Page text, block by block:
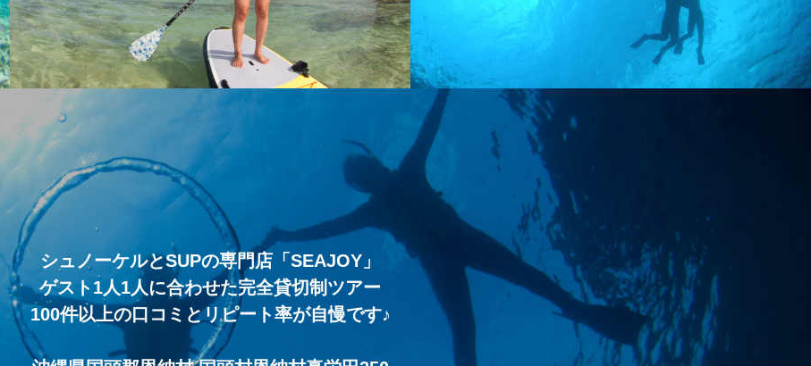
シュノーケルとSUPの専門店「SEAJOY」
ゲスト1人1人に合わせた完全貸切制ツアー
100件以上の口コミとリピート率が自慢です♪